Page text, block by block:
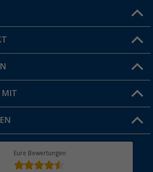
MIT
Eure Bewertungen